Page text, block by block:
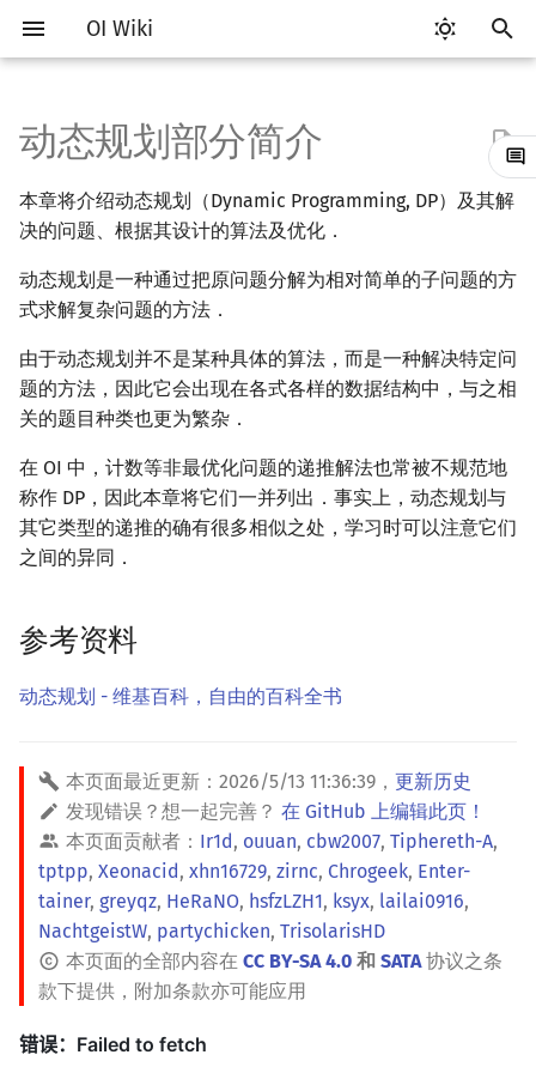
OI Wiki
以
开
搜
Getting Started
关于本项目
如何参与
格式手册
数学符号表
F.A.Q.
镜像站列表
致谢
比赛相关简介
赛事
OI 赛事与赛制
ICPC/CCPC 赛事与赛制
题型
题型概述
交互题
学习资源
技巧
读入、输出优化
分段打表
常见错误
出题
工具软件简介
代码编辑工具
Vim
Emacs
VS Code
Eclipse
Notepad++
Kate
Geany
GUIDE
Sublime Text
CP Editor
评测工具
评测工具简介
Arbiter
Cena
Lemon
命令行编译与调试
编译器
WSL (Windows 10)
Special Judge
Testlib
Testlib 简介
通用
Generator
Interactor
Checker
Polygon
LaTeX 入门
Git
语言基础简介
C++ 基础
Hello, World!
C++ 语法基础
变量
流程控制语句
高级数据类型
函数
C++ 标准库
C++ 标准库简介
STL 容器
STL 算法
string
pair
类
命名空间
值类别
引用
常量
新版 C++ 特性
编译优化
C++ 与其他常用语言的区别
Pascal 转 C++ 急救
Python 速成
Java 速成
Java 进阶
算法基础简介
复杂度
复杂度简介
均摊复杂度
枚举
递归 & 分治
贪心
排序
排序简介
选择排序
冒泡排序
计数排序
基数排序
快速排序
桶排序
锦标赛排序
Tim 排序
排序相关 STL
前缀和 & 差分
二分
倍增
搜索部分简介
DFS（搜索）
BFS（搜索）
启发式搜索
A*
迭代加深搜索
IDA*
回溯法
Dancing Links
优化
参考资料
DP 优化简介
单调队列/单调栈优化
斜率优化
Slope Trick 优化
WQS 二分
状态设计优化
字符串部分简介
字符串基础
标准库
字符串哈希
字典树 (Trie)
前缀函数与 KMP 算法
Boyer–Moore 算法
Z 函数（扩展 KMP）
AC 自动机
后缀数组简介
最优原地后缀排序算法
后缀自动机 (SAM)
后缀平衡树
广义后缀自动机
后缀树
Manacher
数学部分简介
布尔代数
数字系统
数字系统简介
进位制
平衡三进制
二进制集合操作
高精度计算
快速幂
置换和排列
弧度制与坐标系
复数
数论基础
模算术简介
素数
欧拉函数
筛法
分解质因数
模逆元
中国剩余定理
升幂引理
阶乘取模
多项式与生成函数
多项式与生成函数简介
代数基本定理
快速傅里叶变换
快速沃尔什变换
Chirp Z 变换
多项式牛顿迭代
常系数齐次线性递推
符号化方法
Lagrange 反演
形式幂级数复合|复合逆
组合数学
排列组合
抽屉原理
容斥原理
错位排列
卡特兰数
斯特林数
Entringer Number
分拆数
范德蒙德卷积
Pólya 计数
线性代数
线性代数简介
向量
内积和外积
初等变换
行列式
线性空间
特征多项式
Jordan标准型
线性规划
线性规划基础
单纯形法
抽象代数
基本概念
群论
环论
Schreier–Sims 算法
基本概念
条件概率与独立性
随机变量
概率不等式
博弈论简介
公平组合游戏
零和游戏
插值
数值积分
高斯消元
数据结构部分简介
栈
队列
哈希表
并查集
并查集
并查集复杂度
堆
堆简介
二叉堆
配对堆
块状数据结构
分块思想
块状数组
块状链表
Sqrt Tree
单调栈
单调队列
树状数组
线段树
线段树基础
线段树合并 & 分裂
李超线段树
区间最值操作 & 区间历史
Kinetic Tournament Tree
划分树
二叉搜索树 & 平衡树
二叉搜索树 & 平衡树
Treap
Splay 树
替罪羊树
笛卡尔树
Size Balanced Tree
左偏红黑树
跳表
可持久化数据结构简介
可持久化线段树
可持久化块状数组
可持久化字典树
可持久化可并堆
线段树套线段树
平衡树套线段树
线段树套平衡树
分块套树状数组
Link Cut Tree
全局平衡二叉树
Euler Tour Tree
图论部分简介
图论相关概念
图的存储
BFS（图论）
树上问题
树基础
树的直径
树的中心
最近公共祖先
树链剖分
树上启发式合并
动态树分治
树哈希
树上随机游走
有向无环图
拓扑排序
最短路问题
最短路
差分约束
k 短路
生成树问题
最小生成树
最小树形图
最小直径生成树
拆点
连通性相关
强连通分量
双连通分量
割点和桥
点/边连通度
环计数问题
最小环
2-SAT
网络流简介
最大流
最小割
上下界网络流
Stoer–Wagner 算法
图匹配
二分图最大匹配
二分图最大权匹配
一般图最大权匹配
稳定匹配
计算几何部分简介
二维计算几何基础
三维计算几何基础
Pick 定理
三角剖分
凸包
扫描线
旋转卡壳
半平面交
随机增量法
反演变换
计算几何杂项
杂项简介
离散化
双指针
离线算法简介
CDQ 分治
整体二分
分数规划
随机化
随机函数
随机化技巧
爬山算法
悬线法
有限状态自动机
计算理论基础
字节顺序
表达式求值
在一台机器上规划任务
主元素问题
Garsia–Wachs 算法
15-puzzle
RMQ
并查集应用
括号序列
动态规划部分简介
本章将介绍动态规划（Dynamic Programming, DP）及其解
决的问题、根据其设计的算法及优化．
动态规划是一种通过把原问题分解为相对简单的子问题的方
式求解复杂问题的方法．
由于动态规划并不是某种具体的算法，而是一种解决特定问
题的方法，因此它会出现在各式各样的数据结构中，与之相
关的题目种类也更为繁杂．
在 OI 中，计数等非最优化问题的递推解法也常被不规范地
称作 DP，因此本章将它们一并列出．事实上，动态规划与
其它类型的递推的确有很多相似之处，学习时可以注意它们
之间的异同．
参考资料
动态规划 - 维基百科，自由的百科全书
本页面最近更新： 2026/5/13 11:36:39 ， 更新历史
发现错误？想一起完善？ 在 GitHub 上编辑此页！
本页面贡献者： Ir1d, ouuan, cbw2007, Tiphereth-A,
tptpp, Xeonacid, xhn16729, zirnc, Chrogeek, Enter-
tainer, greyqz, HeRaNO, hsfzLZH1, ksyx, lailai0916,
NachtgeistW, partychicken, TrisolarisHD
本页面的全部内容在 CC BY-SA 4.0 和 SATA协议之条
款下提供，附加条款亦可能应用